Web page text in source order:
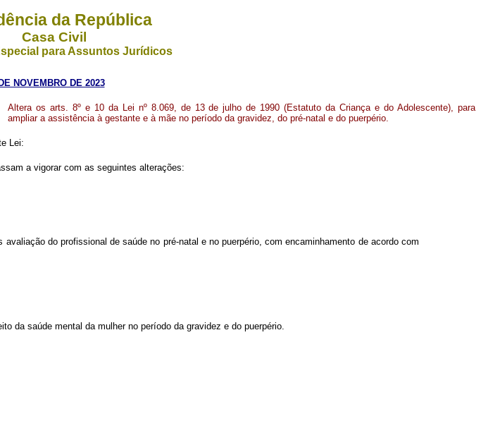
da República
Casa Civil
para Assuntos Jurídicos
NOVEMBRO DE 2023
Altera os arts. 8º e 10 da Lei nº 8.069, de 13 de julho de 1990 (Estatuto da Criança e do Adolescente), para
ampliar a assistência à gestante e à mãe no período da gravidez, do pré-natal e do puerpério.
Lei:
a vigorar com as seguintes alterações:
do profissional de saúde no pré-natal e no puerpério, com encaminhamento de acordo com
da saúde mental da mulher no período da gravidez e do puerpério.